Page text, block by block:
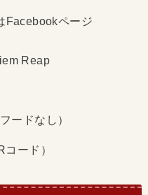
ページ
Reap
ードなし）
ード）